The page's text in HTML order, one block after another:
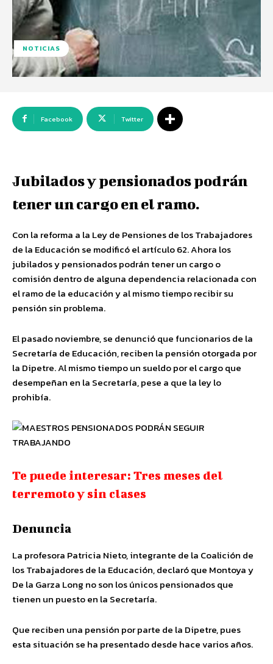
NOTICIAS
Facebook Twitter
Jubilados y pensionados podrán
tener un cargo en el ramo.
Con la reforma a la Ley de Pensiones de los Trabajadores
de la Educación se modificó el artículo 62. Ahora los
jubilados y pensionados podrán tener un cargo o
comisión dentro de alguna dependencia relacionada con
el ramo de la educación y al mismo tiempo recibir su
pensión sin problema.
El pasado noviembre, se denunció que funcionarios de la
Secretaría de Educación, reciben la pensión otorgada por
la Dipetre. Al mismo tiempo un sueldo por el cargo que
desempeñan en la Secretaría, pese a que la ley lo
prohibía.
Te puede interesar: Tres meses del
terremoto y sin clases
Denuncia
La profesora Patricia Nieto, integrante de la Coalición de
los Trabajadores de la Educación, declaró que Montoya y
De la Garza Long no son los únicos pensionados que
tienen un puesto en la Secretaría.
Que reciben una pensión por parte de la Dipetre, pues
esta situación se ha presentado desde hace varios años.